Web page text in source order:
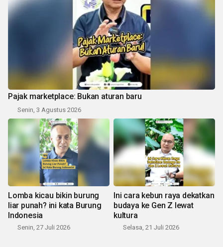
Pajak marketplace: Bukan aturan baru
Senin, 3 Agustus 2026
Lomba kicau bikin burung
liar punah? ini kata Burung
Indonesia
Senin, 27 Juli 2026
Ini cara kebun raya dekatkan
budaya ke Gen Z lewat
kultura
Selasa, 21 Juli 2026